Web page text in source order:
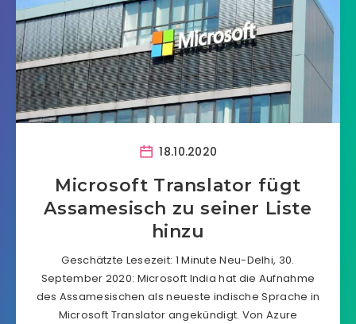
18.10.2020
Microsoft Translator fügt
Assamesisch zu seiner Liste
hinzu
Geschätzte Lesezeit: 1 Minute Neu-Delhi, 30.
September 2020: Microsoft India hat die Aufnahme
des Assamesischen als neueste indische Sprache in
Microsoft Translator angekündigt. Von Azure